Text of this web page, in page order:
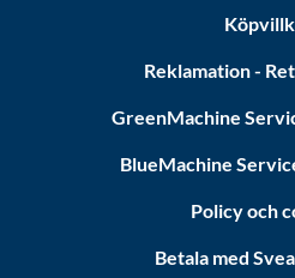
Reklamation -
GreenMachine
BlueMachine
Policy och
Betala med